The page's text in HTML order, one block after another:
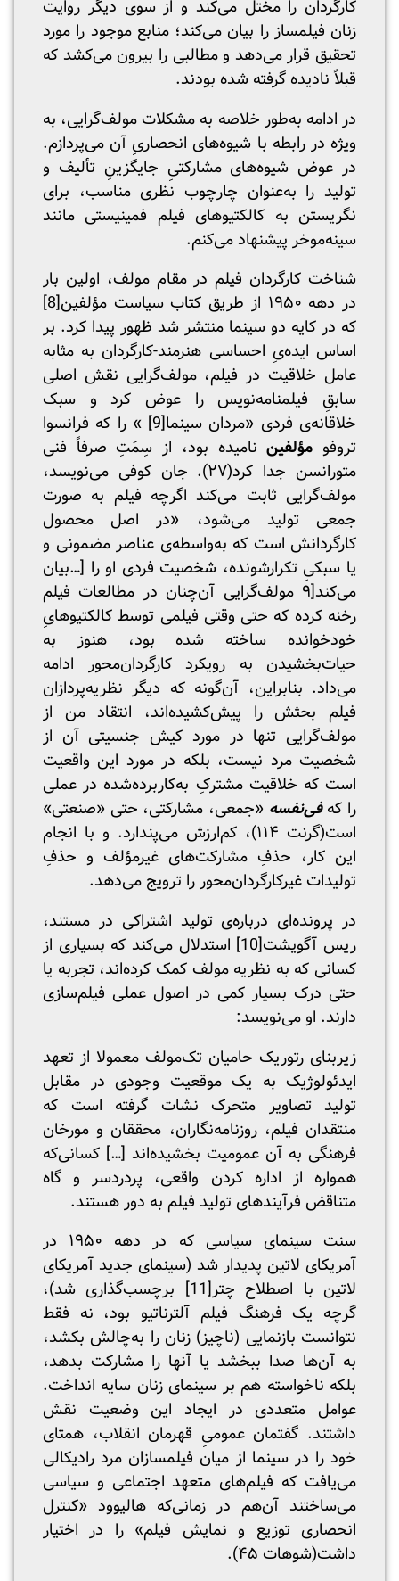
کارگردان را مختل می‌کند و از سوی دیگر روایت
زنان فیلمساز را بیان می‌کند؛ منابع موجود را مورد
تحقیق قرار می‌دهد و مطالبی را بیرون می‌کشد که
قبلاً نادیده گرفته شده بودند.
در ادامه به‌طور خلاصه به مشکلات مولف‌گرایی، به
ویژه در رابطه با شیوه‌های انحصاریِ آن می‌پردازم.
در عوض شیوه‌های مشارکتیِ جایگزینِ تألیف و
تولید را به‌عنوان چارچوب نظری مناسب، برای
نگریستن به کالکتیوهای فیلم‌ فمینیستی مانند
سینه‌موخر پیشنهاد می‌کنم.
شناخت کارگردان فیلم در مقام مولف، اولین بار
در دهه ۱۹۵۰ از طریق کتاب سیاست مؤلفین
[8]
که در کایه دو سینما منتشر شد ظهور پیدا کرد. بر
اساس ایده‌یِ احساسی هنرمند-کارگردان به مثابه
عامل خلاقیت در فیلم، مولف‌گرایی نقش اصلی
سابقِ فیلمنامه‌نویس را عوض کرد و سبک
خلاقانه‌ی فردی «مردان سینما[9]
» را که فرانسوا
تروفو مؤلفیننامیده بود، از سِمَتِ صرفاً فنی
متورانسن جدا کرد(۲۷). جان کوفی می‌نویسد،
مولف‌گرایی ثابت می‌کند اگرچه فیلم به صورت
جمعی تولید می‌شود، «در اصل محصول
کارگردانش است که به‌واسطه‌ی عناصر مضمونی و
یا سبکیِ تکرارشونده، شخصیت فردی او را […بیان
می‌کند[۹ مولف‌گرایی آن‌چنان در مطالعات فیلم
رخنه کرده که حتی وقتی فیلمی توسط کالکتیوهایِ
خودخوانده ساخته شده بود، هنوز به
حیات‌بخشیدن به رویکرد کارگردان‌محور ادامه
می‌داد. بنابراین، آن‌گونه که دیگر نظریه‌پردازان
فیلم بحثش را پیش‌کشیده‌اند، انتقاد من از
مولف‌گرایی تنها در مورد کیش جنسیتی آن از
شخصیت مرد نیست، بلکه در مورد این واقعیت
است که خلاقیت مشترکِ به‌کاربرده‌شده در عملی
را کهفی‌نفسه «جمعی، مشارکتی، حتی «صنعتی»
است(گرنت ۱۱۴)، کم‌ارزش می‌پندارد. و با انجام
این کار، حذفِ مشارکت‌های غیر‌مؤلف و حذفِ
تولیدات غیرکارگردان‌محور را ترویج می‌دهد.
در پرونده‌ای درباره‌ی تولید اشتراکی در مستند،
ریس آگویشت[10]
استدلال می‌کند که بسیاری از
کسانی که به نظریه مولف کمک کرده‌اند، تجربه‌ یا
حتی درک بسیار کمی در اصول عملی فیلم‌سازی
دارند. او می‌نویسد:
زیربنای رتوریک حامیان تک‌مولف معمولا از تعهد
ایدئولوژیک به یک موقعیت وجودی در مقابل
تولید تصاویر متحرک نشات گرفته است که
منتقدان فیلم، روزنامه‌نگاران، محققان و مورخان
فرهنگی به آن عمومیت بخشیده‌اند […] کسانی‌که
همواره از اداره کردن واقعی، پردردسر و گاه
متناقض فرآیندهای تولید فیلم به دور هستند.
سنت سینمای سیاسی که در دهه ۱۹۵۰ در
آمریکای لاتین پدیدار شد (سینمای جدید آمریکای
لاتین با اصطلاح چتر[11]
برچسب‌گذاری شد)،
گرچه یک فرهنگ فیلم آلترناتیو بود، نه فقط
نتوانست بازنمایی (ناچیز) زنان را به‌چالش بکشد،
به آن‌ها صدا ببخشد یا آنها را مشارکت‌ بدهد،
بلکه ناخواسته هم بر سینمای زنان سایه انداخت.
عوامل متعددی در ایجاد این وضعیت نقش
داشتند. گفتمان عمومیِ قهرمان انقلاب، همتای
خود را در سینما از میان فیلمسازان مرد رادیکالی
می‌یافت که فیلم‌های متعهد اجتماعی و سیاسی
می‌ساختند آن‌هم در زمانی‌که هالیوود «کنترل
انحصاری توزیع و نمایش فیلم» را در اختیار
داشت(شوهات ۴۵).